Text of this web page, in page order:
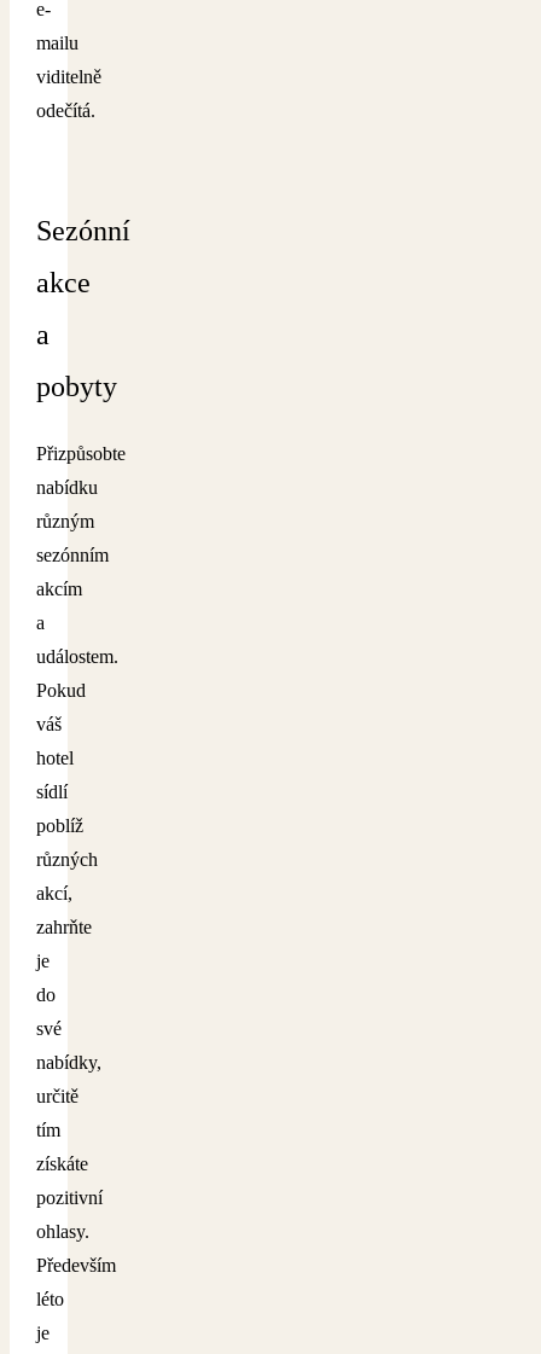
e-
mailu
viditelně
odečítá.
Sezónní
akce
a
pobyty
Přizpůsobte
nabídku
různým
sezónním
akcím
a
událostem.
Pokud
váš
hotel
sídlí
poblíž
různých
akcí,
zahrňte
je
do
své
nabídky,
určitě
tím
získáte
pozitivní
ohlasy.
Především
léto
je